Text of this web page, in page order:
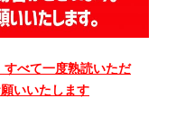
べて一度熟読いただ
いいたします